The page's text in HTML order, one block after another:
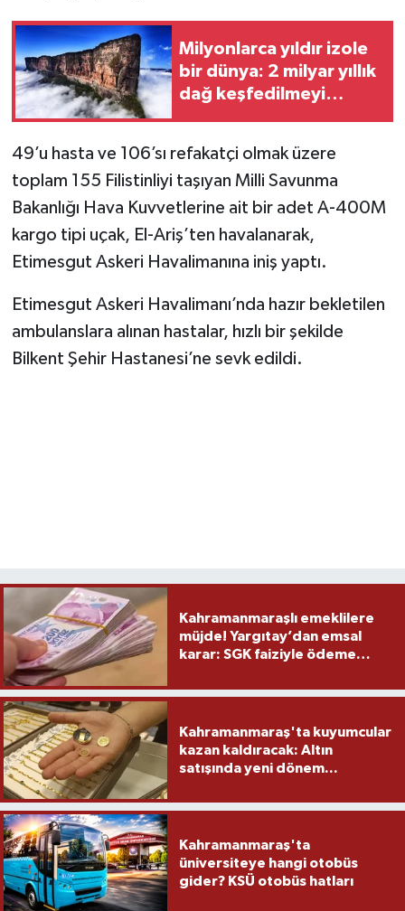
Milyonlarca yıldır izole
bir dünya: 2 milyar yıllık
dağ keşfedilmeyi
49’u hasta ve 106’sı refakatçi olmak üzere
toplam 155 Filistinliyi taşıyan Milli Savunma
Bakanlığı Hava Kuvvetlerine ait bir adet A-400M
kargo tipi uçak, El-Ariş’ten havalanarak,
Etimesgut Askeri Havalimanına iniş yaptı.
Etimesgut Askeri Havalimanı’nda hazır bekletilen
ambulanslara alınan hastalar, hızlı bir şekilde
Bilkent Şehir Hastanesi’ne sevk edildi.
Kahramanmaraşlı emeklilere
müjde! Yargıtay’dan emsal
karar: SGK faiziyle ödeme
Kahramanmaraş'ta kuyumcular
kazan kaldıracak: Altın
satışında yeni dönem...
Kahramanmaraş'ta
üniversiteye hangi otobüs
gider? KSÜ otobüs hatları
KÜLTÜR SANAT